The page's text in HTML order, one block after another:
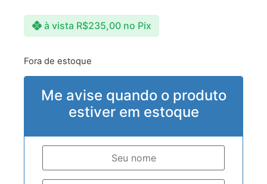
à vista R$235,00 no Pix
Fora de estoque
Me avise quando o produto
estiver em estoque